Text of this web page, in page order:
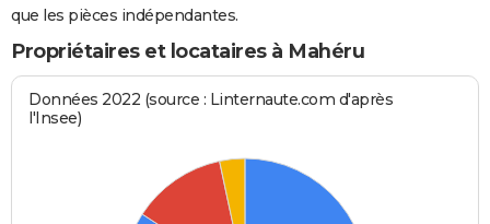
que les pièces indépendantes.
Propriétaires et locataires à Mahéru
Données 2022 (source : Linternaute.com d'après
l'Insee)